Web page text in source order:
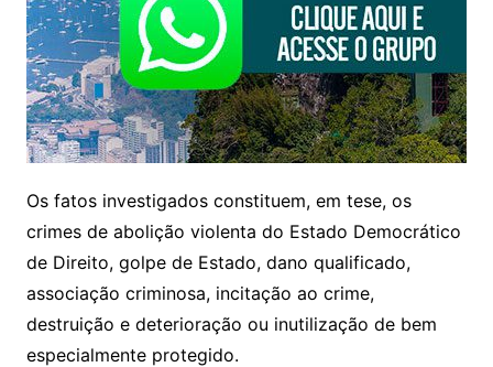
Os fatos investigados constituem, em tese, os
crimes de abolição violenta do Estado Democrático
de Direito, golpe de Estado, dano qualificado,
associação criminosa, incitação ao crime,
destruição e deterioração ou inutilização de bem
especialmente protegido.